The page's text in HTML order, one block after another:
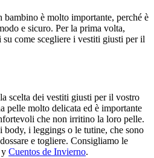
bambino è molto importante, perché è
e sicuro. Per la prima volta,
come scegliere i vestiti giusti per il
scelta dei vestiti giusti per il vostro
pelle molto delicata ed è importante
che non irritino la loro pelle.
body, i leggings o le tutine, che sono
e togliere. Consigliamo le
y Cuentos de Invierno.